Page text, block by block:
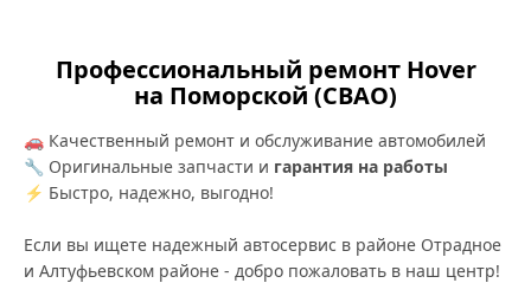
Профессиональный ремонт Hover
на Поморской (СВАО)
🚗 Качественный ремонт и обслуживание автомобилей
🔧 Оригинальные запчасти и гарантия на работы
⚡ Быстро, надежно, выгодно!
Если вы ищете надежный автосервис в районе Отрадное
и Алтуфьевском районе - добро пожаловать в наш центр!